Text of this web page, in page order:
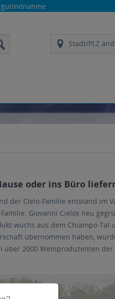
Stadt/PLZ
oder ins Büro
der Cielo-Familie entstand im
Giovanni Cielos neu
wuchs aus dem Chiampo-Tal
übernommen haben,
2000 Weinproduzenten der